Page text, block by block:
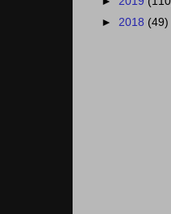
► 2018 (49)